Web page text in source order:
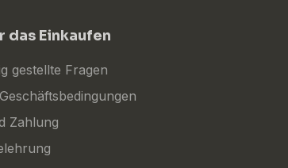
das Einkaufen
gestellte Fragen
Zahlung